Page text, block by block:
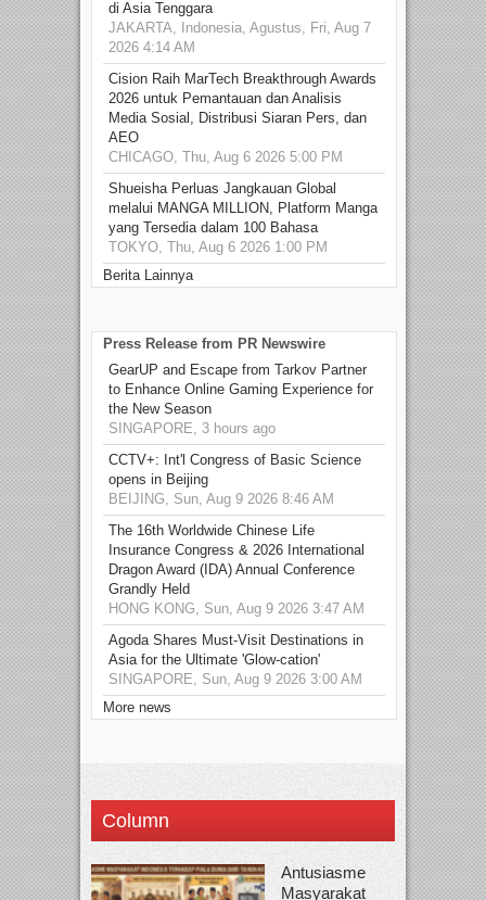
di Asia Tenggara
JAKARTA, Indonesia, Agustus, Fri, Aug 7
2026 4:14 AM
Cision Raih MarTech Breakthrough Awards
2026 untuk Pemantauan dan Analisis
Media Sosial, Distribusi Siaran Pers, dan
AEO
CHICAGO, Thu, Aug 6 2026 5:00 PM
Shueisha Perluas Jangkauan Global
melalui MANGA MILLION, Platform Manga
yang Tersedia dalam 100 Bahasa
TOKYO, Thu, Aug 6 2026 1:00 PM
Berita Lainnya
Press Release from PR Newswire
GearUP and Escape from Tarkov Partner
to Enhance Online Gaming Experience for
the New Season
SINGAPORE, 3 hours ago
CCTV+: Int'l Congress of Basic Science
opens in Beijing
BEIJING, Sun, Aug 9 2026 8:46 AM
The 16th Worldwide Chinese Life
Insurance Congress & 2026 International
Dragon Award (IDA) Annual Conference
Grandly Held
HONG KONG, Sun, Aug 9 2026 3:47 AM
Agoda Shares Must-Visit Destinations in
Asia for the Ultimate 'Glow-cation'
SINGAPORE, Sun, Aug 9 2026 3:00 AM
More news
Column
Antusiasme
Masyarakat